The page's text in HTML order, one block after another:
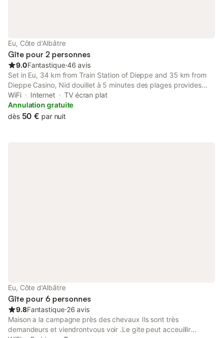
Eu, Côte d'Albâtre
Gîte pour 2 personnes
9.0Fantastique⋅46 avis
Set in Eu, 34 km from Train Station of Dieppe and 35 km from
Dieppe Casino, Nid douillet à 5 minutes des plages provides
accommodation with amenities such as free WiFi and a flat-
screen TV.
WiFi Internet
TV écran plat
Annulation gratuite
dès 50 € par nuit
Eu, Côte d'Albâtre
Gîte pour 6 personnes
9.8Fantastique⋅26 avis
Maison a la campagne près des chevaux Ils sont très
demandeurs et viendrontvous voir .Le gite peut acceuillir